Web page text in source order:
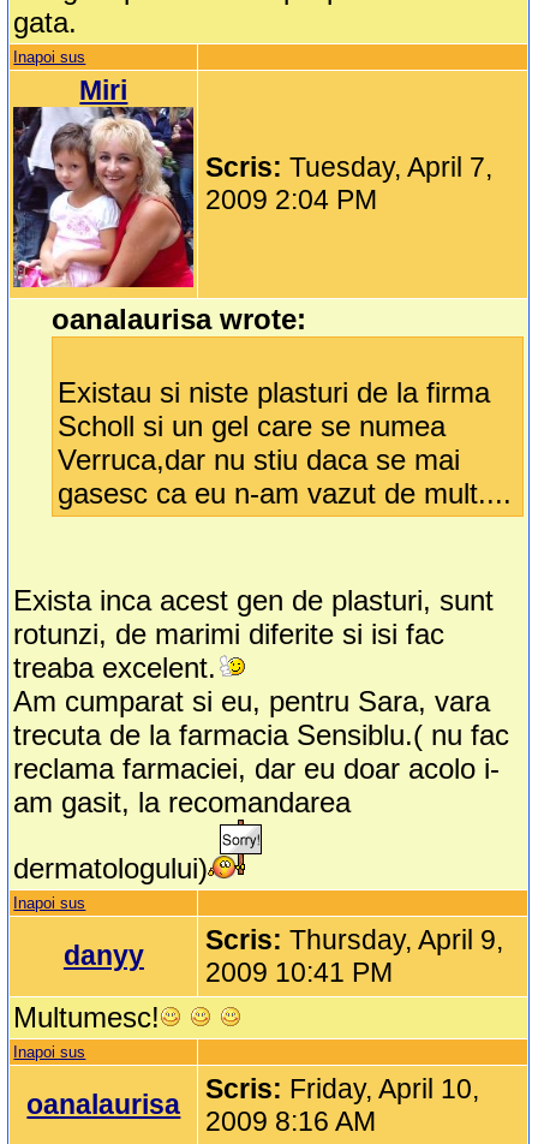
gata.
Inapoi sus
Miri
Scris:Tuesday, April 7,
2009 2:04 PM
oanalaurisa wrote:
Existau si niste plasturi de la firma
Scholl si un gel care se numea
Verruca,dar nu stiu daca se mai
gasesc ca eu n-am vazut de mult....
Exista inca acest gen de plasturi, sunt
rotunzi, de marimi diferite si isi fac
treaba excelent.
Am cumparat si eu, pentru Sara, vara
trecuta de la farmacia Sensiblu.( nu fac
reclama farmaciei, dar eu doar acolo i-
am gasit, la recomandarea
dermatologului)
Inapoi sus
danyy Scris:Thursday, April 9,
2009 10:41 PM
Multumesc!
Inapoi sus
oanalaurisa Scris: Friday, April 10,
2009 8:16 AM